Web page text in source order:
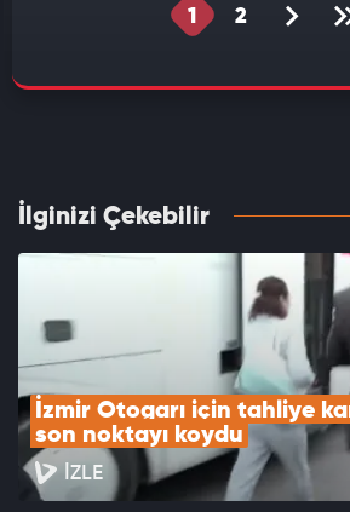
1 2
İlginizi Çekebilir
İzmir Otogarı için tahliye
son noktayı koydu
İZLE